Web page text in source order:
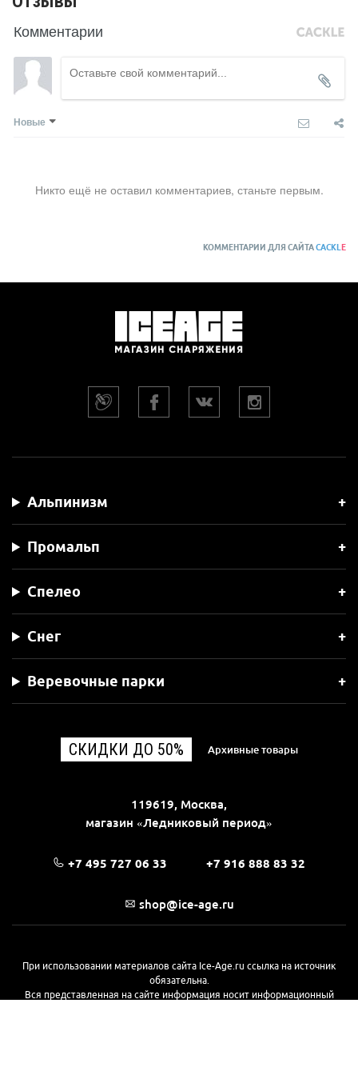
Комментарии
Новые
Никто ещё не оставил комментариев, станьте первым.
КОММЕНТАРИИ ДЛЯ САЙТАCACKLE
Альпинизм
Промальп
Спелео
Снег
Веревочные парки
СКИДКИ ДО 50% Архивные товары
119619, Москва,
магазин «Ледниковый период»
+7 495 727 06 33 +7 916 888 83 32
shop@ice-age.ru
При использовании материалов сайта Ice-Age.ru ссылка на источник
обязательна.
Вся представленная на сайте информация носит информационный